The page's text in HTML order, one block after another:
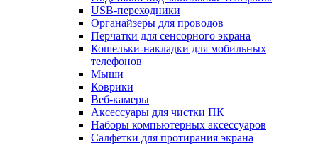
USB-переходники
Органайзеры для проводов
Перчатки для сенсорного экрана
Кошельки-накладки для мобильных
телефонов
Мыши
Коврики
Веб-камеры
Аксессуары для чистки ПК
Наборы компьютерных аксессуаров
Салфетки для протирания экрана